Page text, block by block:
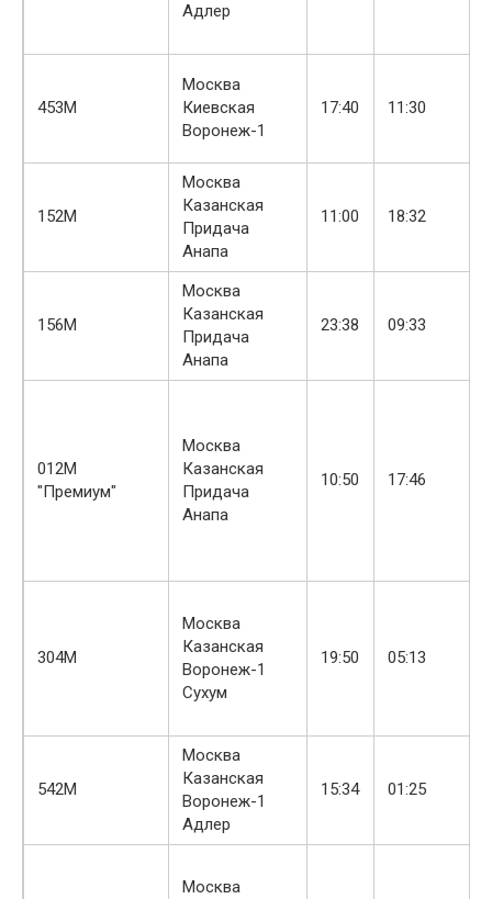
Адлер
453М
Москва
Киевская
Воронеж-1
17:40 11:30
152М
Москва
Казанская
Придача
Анапа
11:00 18:32
156М
Москва
Казанская
Придача
Анапа
23:38 09:33
012М
"Премиум"
Москва
Казанская
Придача
Анапа
10:50 17:46
304М
Москва
Казанская
Воронеж-1
Сухум
19:50 05:13
542М
Москва
Казанская
Воронеж-1
Адлер
15:34 01:25
Москва